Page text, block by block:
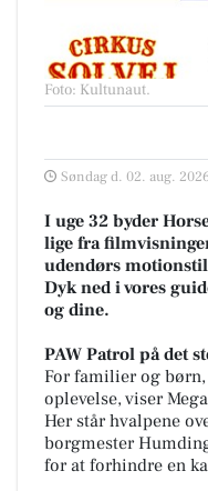
Foto: Kultunaut.
Søndag d. 02. aug.
I uge 32 byder
lige fra
udendørs
Dyk ned i vores
og dine.
PAW Patrol på det
For familier og
oplevelse, viser
Her står hvalpene
borgmester
for at forhindre en